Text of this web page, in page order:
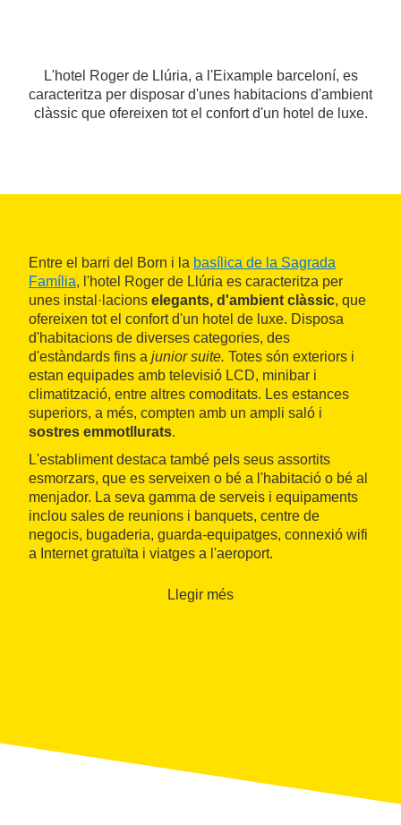
L'hotel Roger de Llúria, a l'Eixample barceloní, es
caracteritza per disposar d'unes habitacions d'ambient
clàssic que ofereixen tot el confort d'un hotel de luxe.
Entre el barri del Born i la basílica de la Sagrada
Família, l'hotel Roger de Llúria es caracteritza per
unes instal·lacions elegants, d'ambient clàssic, que
ofereixen tot el confort d'un hotel de luxe. Disposa
d'habitacions de diverses categories, des
d'estàndards fins a junior suite. Totes són exteriors i
estan equipades amb televisió LCD, minibar i
climatització, entre altres comoditats. Les estances
superiors, a més, compten amb un ampli saló i
sostres emmotllurats.
L'establiment destaca també pels seus assortits
esmorzars, que es serveixen o bé a l'habitació o bé al
menjador. La seva gamma de serveis i equipaments
inclou sales de reunions i banquets, centre de
negocis, bugaderia, guarda-equipatges, connexió wifi
a Internet gratuïta i viatges a l'aeroport.
Llegir més